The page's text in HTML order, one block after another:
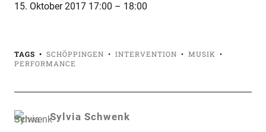
15. Oktober 2017 17:00 – 18:00
TAGS SCHÖPPINGEN INTERVENTION
MUSIK
PERFORMANCE
Sylvia Schwenk